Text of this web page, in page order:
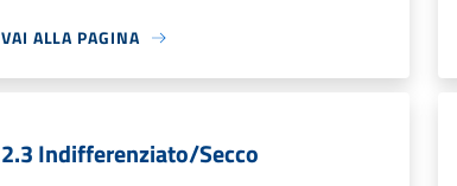
VAI ALLA PAGINA
2.3 Indifferenziato/Secco